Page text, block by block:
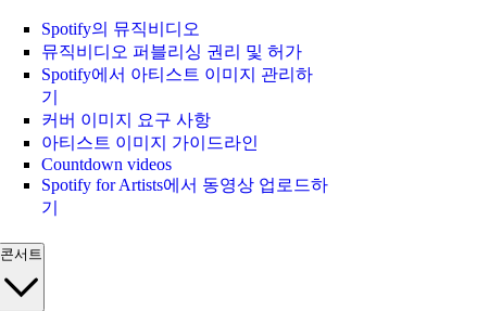
Spotify의 뮤직비디오
뮤직비디오 퍼블리싱 권리 및 허가
Spotify에서 아티스트 이미지 관리하
기
커버 이미지 요구 사항
아티스트 이미지 가이드라인
Countdown videos
Spotify for Artists에서 동영상 업로드하
기
콘서트